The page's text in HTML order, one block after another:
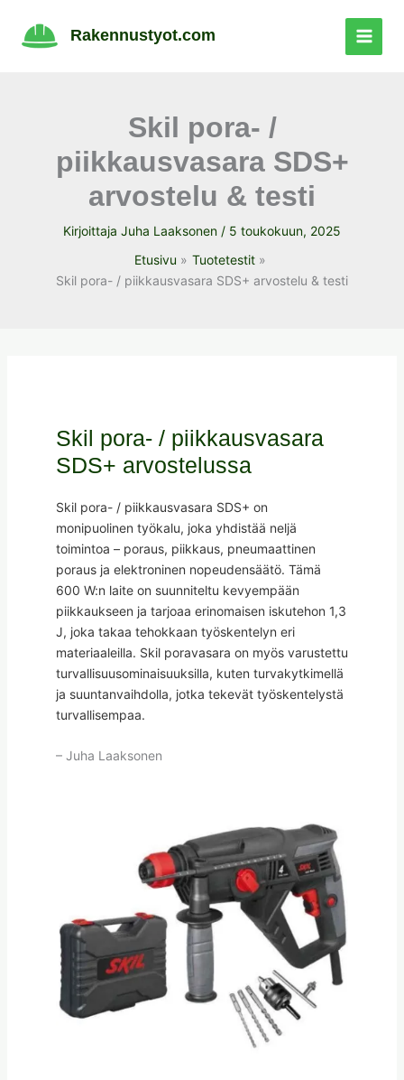
sisältöön
Rakennustyot.com
Skil pora- /
piikkausvasara SDS+
arvostelu & testi
Kirjoittaja Juha Laaksonen / 5 toukokuun, 2025
Etusivu
Tuotetestit
Skil pora- / piikkausvasara SDS+ arvostelu & testi
Skil pora- / piikkausvasara
SDS+ arvostelussa
Skil pora- / piikkausvasara SDS+ on
monipuolinen työkalu, joka yhdistää neljä
toimintoa – poraus, piikkaus, pneumaattinen
poraus ja elektroninen nopeudensäätö. Tämä
600 W:n laite on suunniteltu kevyempään
piikkaukseen ja tarjoaa erinomaisen iskutehon 1,3
J, joka takaa tehokkaan työskentelyn eri
materiaaleilla. Skil poravasara on myös varustettu
turvallisuusominaisuuksilla, kuten turvakytkimellä
ja suuntanvaihdolla, jotka tekevät työskentelystä
turvallisempaa.
– Juha Laaksonen